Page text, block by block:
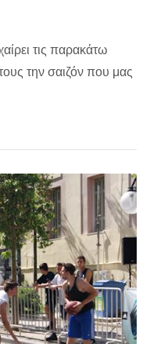
τις παρακάτω
τους την σαιζόν που μας